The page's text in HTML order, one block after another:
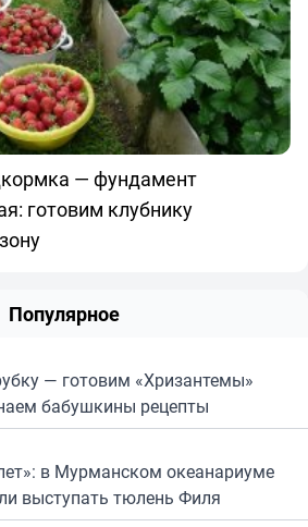
— фундамент
готовим клубнику
Популярное
— готовим «Хризантемы»
бабушкины рецепты
в Мурманском океанариуме
выступать тюлень Филя